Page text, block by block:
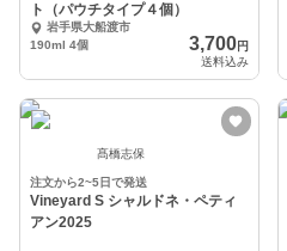
ト（パウチタイプ４個）
岩手県大船渡市
190ml 4個
3,700円
送料込み
髙橋志保
注文から2~5日で発送
Vineyard S シャルドネ・ペティ
アン2025